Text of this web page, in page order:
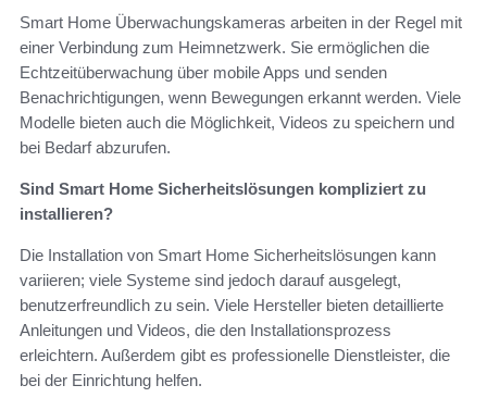
Smart Home Überwachungskameras arbeiten in der Regel mit
einer Verbindung zum Heimnetzwerk. Sie ermöglichen die
Echtzeitüberwachung über mobile Apps und senden
Benachrichtigungen, wenn Bewegungen erkannt werden. Viele
Modelle bieten auch die Möglichkeit, Videos zu speichern und
bei Bedarf abzurufen.
Sind Smart Home Sicherheitslösungen kompliziert zu
installieren?
Die Installation von Smart Home Sicherheitslösungen kann
variieren; viele Systeme sind jedoch darauf ausgelegt,
benutzerfreundlich zu sein. Viele Hersteller bieten detaillierte
Anleitungen und Videos, die den Installationsprozess
erleichtern. Außerdem gibt es professionelle Dienstleister, die
bei der Einrichtung helfen.